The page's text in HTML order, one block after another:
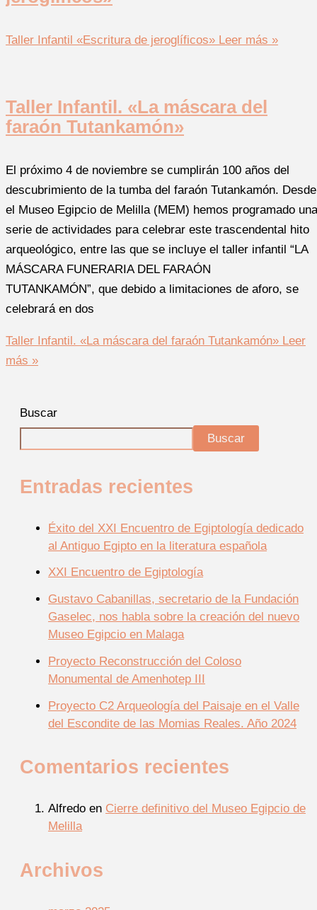
Buscar
Buscar
Entradas recientes
Éxito del XXI Encuentro de Egiptología dedicado
al Antiguo Egipto en la literatura española
XXI Encuentro de Egiptología
Gustavo Cabanillas, secretario de la Fundación
Gaselec, nos habla sobre la creación del nuevo
Museo Egipcio en Malaga
Proyecto Reconstrucción del Coloso
Monumental de Amenhotep III
Proyecto C2 Arqueología del Paisaje en el Valle
del Escondite de las Momias Reales. Año 2024
Comentarios recientes
Alfredo en Cierre definitivo del Museo Egipcio de
Melilla
Archivos
Taller Infantil «Escritura de jeroglíficos» Leer más »
Taller Infantil. «La máscara del
faraón Tutankamón»
El próximo 4 de noviembre se cumplirán 100 años del
descubrimiento de la tumba del faraón Tutankamón. Desde
el Museo Egipcio de Melilla (MEM) hemos programado una
serie de actividades para celebrar este trascendental hito
arqueológico, entre las que se incluye el taller infantil “LA
MÁSCARA FUNERARIA DEL FARAÓN
TUTANKAMÓN”, que debido a limitaciones de aforo, se
celebrará en dos
Taller Infantil. «La máscara del faraón Tutankamón» Leer
más »